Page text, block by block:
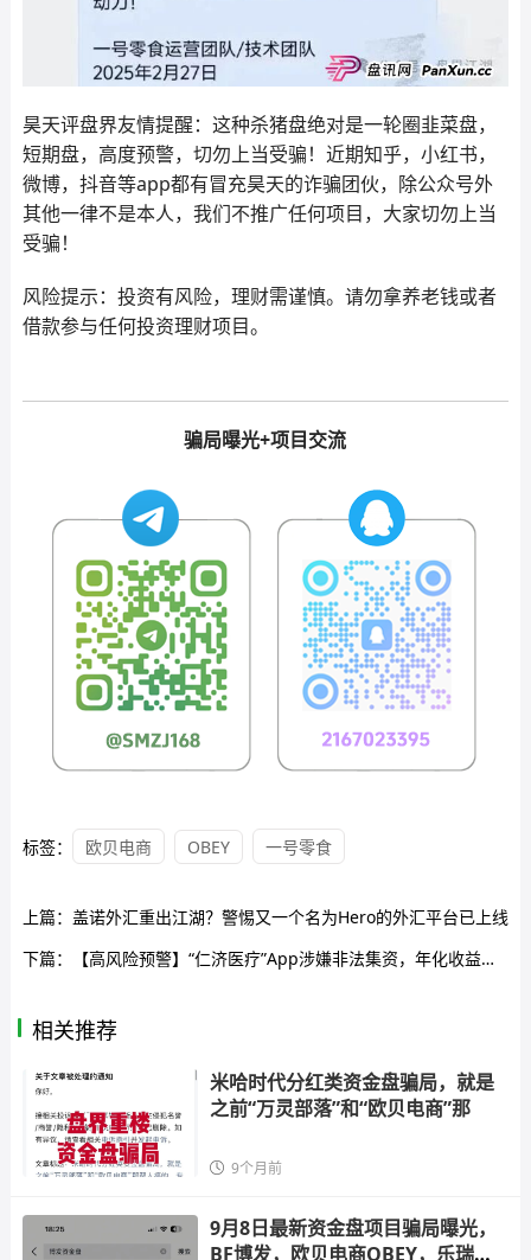
昊天评盘界友情提醒：这种杀猪盘绝对是一轮圈韭菜盘，
短期盘，高度预警，切勿上当受骗！近期知乎，小红书，
微博，抖音等app都有冒充昊天的诈骗团伙，除公众号外
其他一律不是本人，我们不推广任何项目，大家切勿上当
受骗！
风险提示：投资有风险，理财需谨慎。请勿拿养老钱或者
借款参与任何投资理财项目。
骗局曝光+项目交流
标签： 欧贝电商 OBEY 一号零食
上篇： 盖诺外汇重出江湖？警惕又一个名为Hero的外汇平台已上线
下篇：
【高风险预警】“仁济医疗”App涉嫌非法集资，年化收益超400%系典型杀猪盘
相关推荐
米哈时代分红类资金盘骗局，就是
之前“万灵部落”和“欧贝电商”那
9个月前
9月8日最新资金盘项目骗局曝光，
BF博发，欧贝电商OBEY，乐瑞资